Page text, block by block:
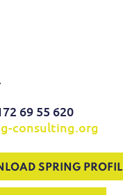
69 55 620
consulting.org
SPRING PROFIL